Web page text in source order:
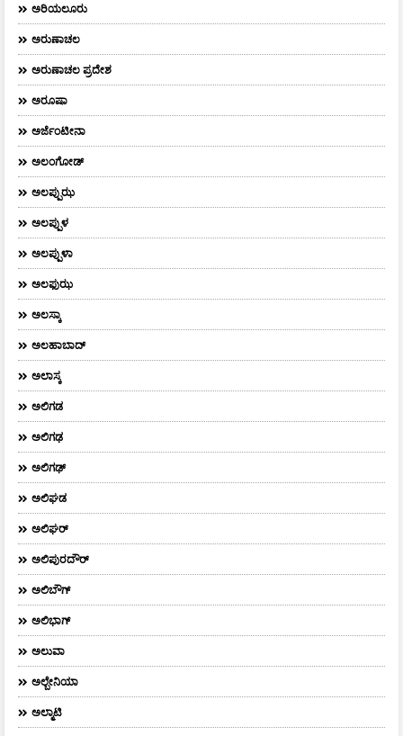
ಅರಿಯಲೂರು
ಅರುಣಾಚಲ
ಅರುಣಾಚಲ ಪ್ರದೇಶ
ಅರೂಷಾ
ಅರ್ಜೆಂಟೀನಾ
ಅಲಂಗೋಡ್
ಅಲಪ್ಪುಝ
ಅಲಪ್ಪುಳ
ಅಲಪ್ಪುಳಾ
ಅಲಫುಝ
ಅಲಸ್ಕಾ
ಅಲಹಾಬಾದ್
ಅಲಾಸ್ಕ
ಅಲಿಗಡ
ಅಲಿಗಢ
ಅಲಿಗಢ್
ಅಲಿಘಡ
ಅಲಿಘರ್
ಅಲಿಪುರದೌರ್‌
ಅಲಿಬೌಗ್
ಅಲಿಭಾಗ್
ಅಲುವಾ
ಅಲ್ಬೇನಿಯಾ
ಅಲ್ಮಾಟಿ